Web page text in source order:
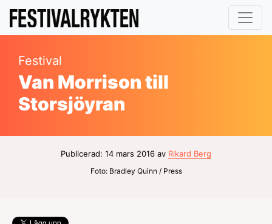
Festival
Van Morrison till
Storsjöyran
Publicerad: 14 mars 2016 av Rikard Berg
Foto: Bradley Quinn / Press